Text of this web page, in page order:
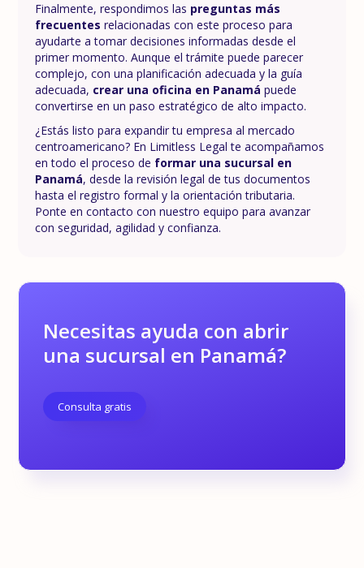
Finalmente, respondimos las preguntas más
frecuentes relacionadas con este proceso para
ayudarte a tomar decisiones informadas desde el
primer momento. Aunque el trámite puede parecer
complejo, con una planificación adecuada y la guía
adecuada, crear una oficina en Panamá puede
convertirse en un paso estratégico de alto impacto.
¿Estás listo para expandir tu empresa al mercado
centroamericano? En Limitless Legal te acompañamos
en todo el proceso de formar una sucursal en
Panamá, desde la revisión legal de tus documentos
hasta el registro formal y la orientación tributaria.
Ponte en contacto con nuestro equipo para avanzar
con seguridad, agilidad y confianza.
Necesitas ayuda con abrir
una sucursal en Panamá?
Consulta gratis